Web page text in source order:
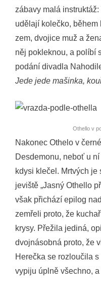
zábavy malá
udělají kolečko, během
zem, dvojice muž a
něj pokleknou, a políbí
podání divadla
Jede jede mašinka,
Othello v
Nakonec Othelo v
Desdemonu, neboť u
kdysi klečel. Mrtvých
jeviště „Jasný Othello
však přichází epilog
zemřeli proto, že
krysy. Přežila jediná,
dvojnásobná proto, že
Herečka se rozloučila
vypiju úplně všechno,